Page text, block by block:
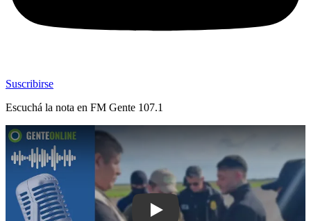
Suscribirse
Escuchá la nota en FM Gente 107.1
Play: La caída de Sebastián Marset: